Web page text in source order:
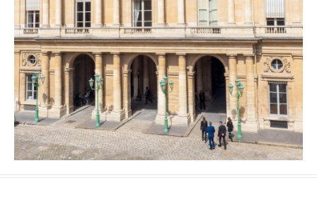
L’année 2018 a été une année marquante pour la
juridiction administrative, placée sous le sceau de la
continuité autant que de la transformation. Le bilan
statistique qui vous est présenté dans les pages suivantes
reflète d’abord la persistance d’une demande de justice
forte, une tendance observable sur le long terme. L’activité
des juridictions administratives est ainsi restée très
dynamique avec une progression du nombre de nouveaux